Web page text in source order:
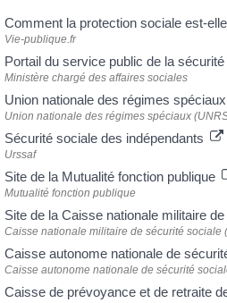
Comment la protection sociale est-
Vie-publique.fr
Portail du service public de la
Ministère chargé des affaires sociales
Union nationale des régimes
Union nationale des régimes spéciaux
Sécurité sociale des indépendants
Urssaf
Site de la Mutualité fonction publique
Mutualité fonction publique
Site de la Caisse nationale militaire
Caisse nationale militaire de sécurité sociale
Caisse autonome nationale de
Caisse autonome nationale de sécurité
Caisse de prévoyance et de retraite